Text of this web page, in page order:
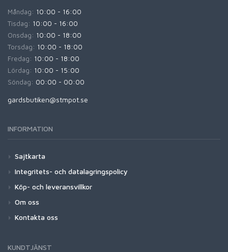
Måndag: 10:00 - 16:00
Tisdag: 10:00 - 16:00
Onsdag: 10:00 - 18:00
Torsdag: 10:00 - 18:00
Fredag: 10:00 - 18:00
Lördag: 10:00 - 15:00
Söndag: 00:00 - 00:00
gardsbutiken@stmpot.se
INFORMATION
Sajtkarta
Integritets- och datalagringspolicy
Köp- och leveransvillkor
Om oss
Kontakta oss
KUNDTJÄNST